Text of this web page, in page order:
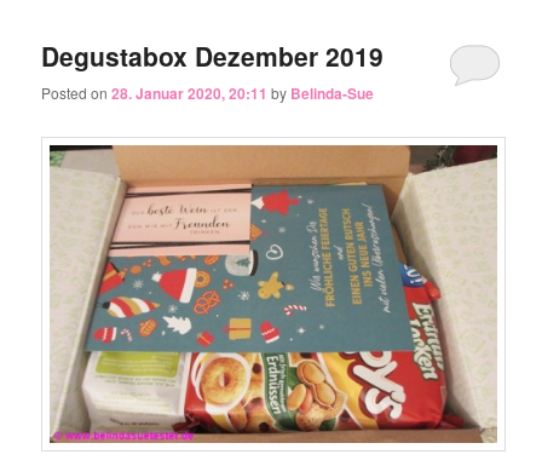
Degustabox Dezember 2019
Posted on28. Januar 2020, 20:11 by Belinda-Sue